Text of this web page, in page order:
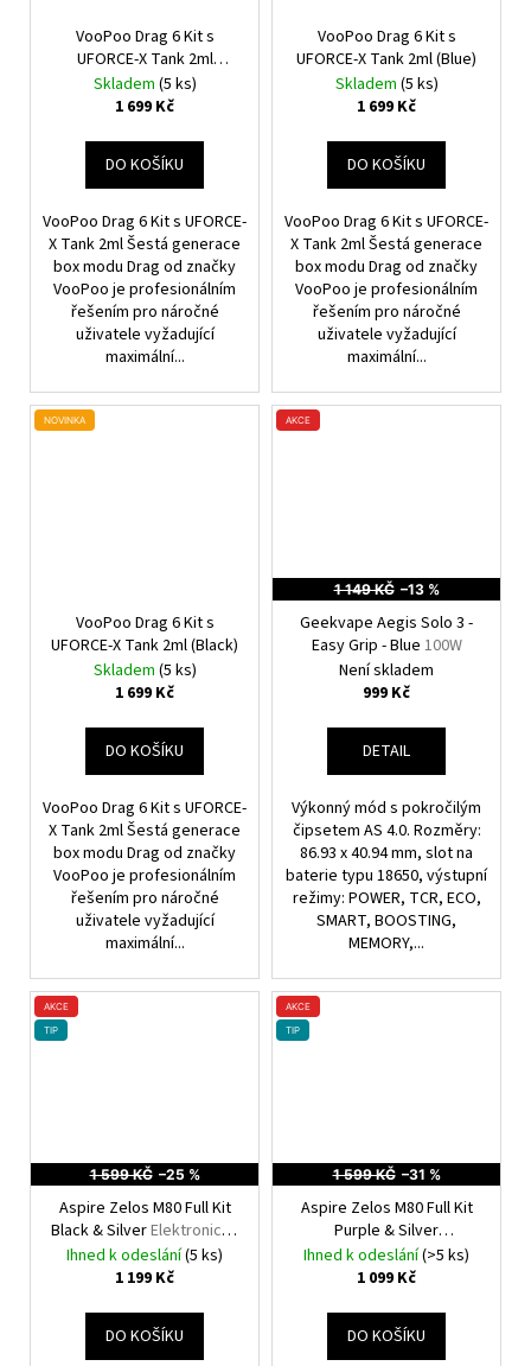
VooPoo Drag 6 Kit s
UFORCE-X Tank 2ml
(Brown)
Skladem (5 ks)
1 699 Kč
DO KOŠÍKU
VooPoo Drag 6 Kit s UFORCE-
X Tank 2ml Šestá generace
box modu Drag od značky
VooPoo je profesionálním
řešením pro náročné
uživatele vyžadující
maximální...
VooPoo Drag 6 Kit s
UFORCE-X Tank 2ml (Blue)
Skladem (5 ks)
1 699 Kč
DO KOŠÍKU
VooPoo Drag 6 Kit s UFORCE-
X Tank 2ml Šestá generace
box modu Drag od značky
VooPoo je profesionálním
řešením pro náročné
uživatele vyžadující
maximální...
NOVINKA
VooPoo Drag 6 Kit s
UFORCE-X Tank 2ml (Black)
Skladem (5 ks)
1 699 Kč
DO KOŠÍKU
VooPoo Drag 6 Kit s UFORCE-
X Tank 2ml Šestá generace
box modu Drag od značky
VooPoo je profesionálním
řešením pro náročné
uživatele vyžadující
maximální...
AKCE
1 149 KČ –13 %
Geekvape Aegis Solo 3 -
Easy Grip - Blue 100W
Není skladem
999 Kč
DETAIL
Výkonný mód s pokročilým
čipsetem AS 4.0. Rozměry:
86.93 x 40.94 mm, slot na
baterie typu 18650, výstupní
režimy: POWER, TCR, ECO,
SMART, BOOSTING,
MEMORY,...
AKCE
TIP
1 599 KČ –25 %
Aspire Zelos M80 Full Kit
Black & SilverElektronický
Grip
Ihned k odeslání(5 ks)
1 199 Kč
DO KOŠÍKU
AKCE
TIP
1 599 KČ –31 %
Aspire Zelos M80 Full Kit
Purple & Silver
Elektronický Grip
Ihned k odeslání(>5 ks)
1 099 Kč
DO KOŠÍKU